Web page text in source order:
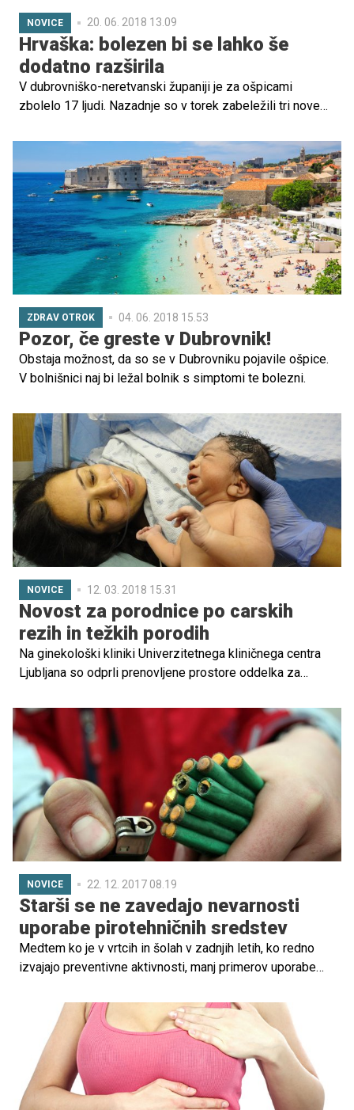
NOVICE 20. 06. 2018 13.09
Hrvaška: bolezen bi se lahko še
dodatno razširila
V dubrovniško-neretvanski županiji je za ošpicami
zbolelo 17 ljudi. Nazadnje so v torek zabeležili tri nove
zdravljenje v dubrovniško bolnišnico. Na območju
Dubrovnika sicer beležijo najnižjo stopnjo precepljenosti
proti ošpicam med otroki na Hrvaškem. Lani so cepili 55
odstotkov otrok.
ZDRAV OTROK 04. 06. 2018 15.53
Pozor, če greste v Dubrovnik!
Obstaja možnost, da so se v Dubrovniku pojavile ošpice.
V bolnišnici naj bi ležal bolnik s simptomi te bolezni.
NOVICE 12. 03. 2018 15.31
Novost za porodnice po carskih
rezih in težkih porodih
Na ginekološki kliniki Univerzitetnega kliničnega centra
Ljubljana so odprli prenovljene prostore oddelka za
carskih rezih in težkih porodih. Gre za investicijo, vredno
900.000 evrov, ki bo po besedah predstojnice
porodnišnice Nataše Tul Mandić omogočala boljšo in
varnejšo oskrbo porodnic.
NOVICE 22. 12. 2017 08.19
Starši se ne zavedajo nevarnosti
uporabe pirotehničnih sredstev
Medtem ko je v vrtcih in šolah v zadnjih letih, ko redno
izvajajo preventivne aktivnosti, manj primerov uporabe
treba okrepiti tudi osveščanje staršev. Opozorila na
nevarnost uporabe takšnih sredstev ne bi smela biti le v
decembru, saj opažajo porast njihove uporabe tudi ob
drugih praznikih.